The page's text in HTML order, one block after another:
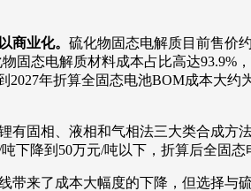
商业化。 硫化物固态电解质目前售价
固态电解质材料成本占比高达
2027年折算全固态电池BOM成本大
有固相、液相和气相法三大类合成
下降到50万元/吨以下，折算后全固
带来了成本大幅度的下降，但选择与